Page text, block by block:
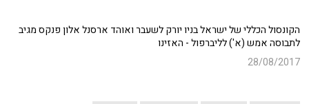
הקונסול הכללי של ישראל בניו יורק לשעבר ואוהד ארסנל אלון פנקס מגיב
לתבוסה אמש (א') לליברפול - האזינו
28/08/2017